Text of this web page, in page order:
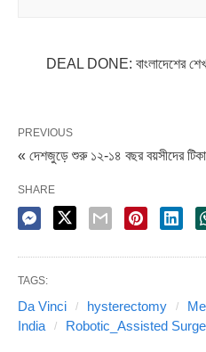
DEAL DONE: বাংলাদেশের শেখ
PREVIOUS
« দেশজুড়ে শুরু ১২-১৪ বছর বয়সীদের
SHARE
TAGS:
Da Vinci hysterectomy
India
Robotic_Assisted